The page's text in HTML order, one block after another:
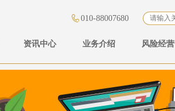
资讯中心 业务介绍 风险经营
010-88007680